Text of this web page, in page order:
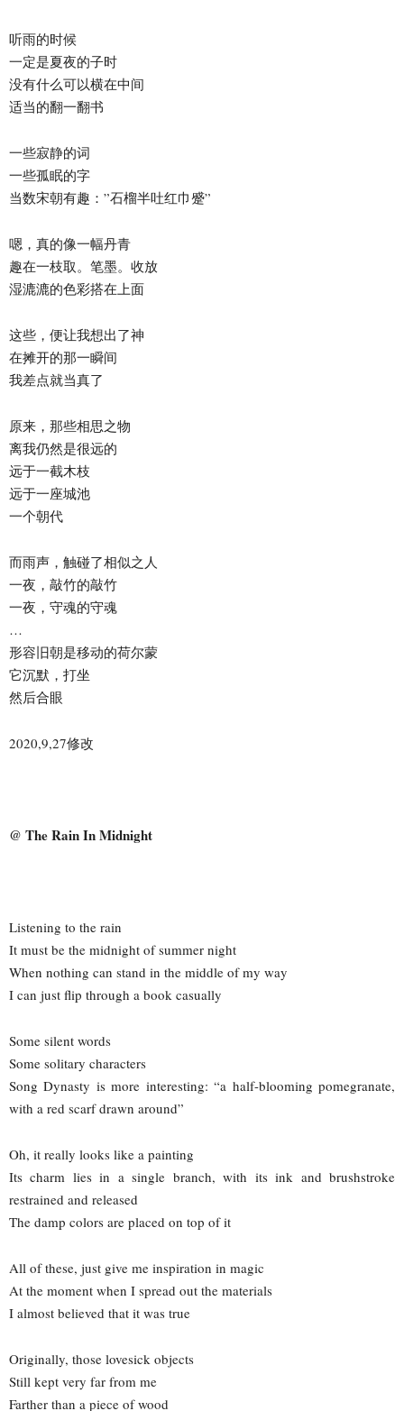
听雨的时候
一定是夏夜的子时
没有什么可以横在中间
适当的翻一翻书
一些寂静的词
一些孤眠的字
当数宋朝有趣：”石榴半吐红巾蹙”
嗯，真的像一幅丹青
趣在一枝取。笔墨。收放
湿漉漉的色彩搭在上面
这些，便让我想出了神
在摊开的那一瞬间
我差点就当真了
原来，那些相思之物
离我仍然是很远的
远于一截木枝
远于一座城池
一个朝代
而雨声，触碰了相似之人
一夜，敲竹的敲竹
一夜，守魂的守魂
…
形容旧朝是移动的荷尔蒙
它沉默，打坐
然后合眼
2020,9,27修改
@ The Rain In Midnight
Listening to the rain
It must be the midnight of summer night
When nothing can stand in the middle of my way
I can just flip through a book casually
Some silent words
Some solitary characters
Song Dynasty is more interesting: “a half-blooming pomegranate,
with a red scarf drawn around”
Oh, it really looks like a painting
Its charm lies in a single branch, with its ink and brushstroke
restrained and released
The damp colors are placed on top of it
All of these, just give me inspiration in magic
At the moment when I spread out the materials
I almost believed that it was true
Originally, those lovesick objects
Still kept very far from me
Farther than a piece of wood